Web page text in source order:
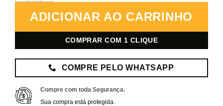
ADICIONAR AO CARRINHO
COMPRAR COM 1 CLIQUE
COMPRE PELO WHATSAPP
Compre com toda Segurança.
Sua compra está protegida.